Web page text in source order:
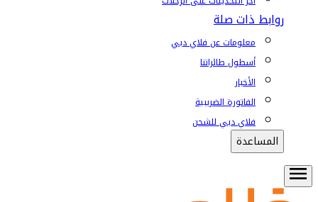
روابط ذات صلة
معلومات عن فلاي دبي
أسطول طائراتنا
الأخبار
الفاتورة الضريبية
فلاي دبي للشحن
المساعدة